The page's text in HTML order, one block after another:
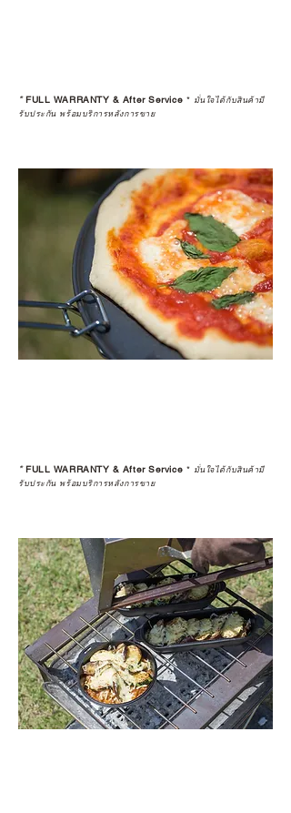
*FULL WARRANTY & After Service * มั่นใจได้กับสินค้ามี
รับประกัน พร้อมบริการหลังการขาย
*FULL WARRANTY & After Service * มั่นใจได้กับสินค้ามี
รับประกัน พร้อมบริการหลังการขาย